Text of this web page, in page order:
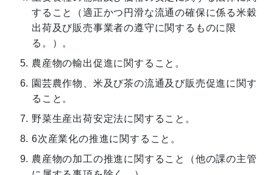
すること（適正かつ円滑な流通の確保に係る米穀
出荷及び販売事業者の遵守に関するものに限
る。）。
農産物の輸出促進に関すること。
園芸農作物、米及び茶の流通及び販売促進に関す
ること。
野菜生産出荷安定法に関すること。
6次産業化の推進に関すること。
農産物の加工の推進に関すること（他の課の主管